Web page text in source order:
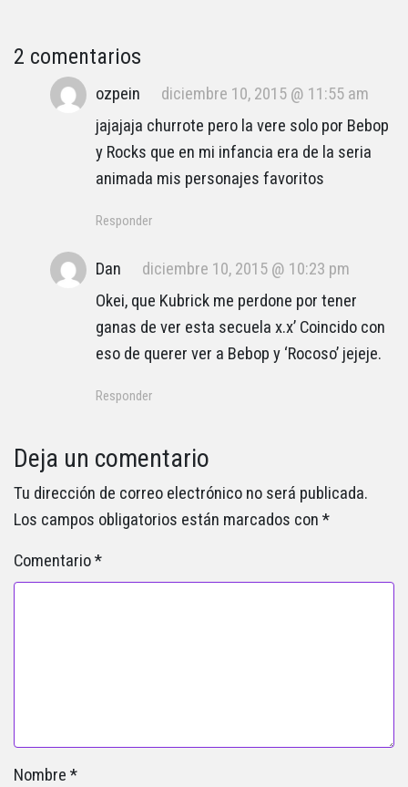
2 comentarios
ozpein
diciembre 10, 2015 @ 11:55 am
jajajaja churrote pero la vere solo por Bebop
y Rocks que en mi infancia era de la seria
animada mis personajes favoritos
Responder
Dan
diciembre 10, 2015 @ 10:23 pm
Okei, que Kubrick me perdone por tener
ganas de ver esta secuela x.x’ Coincido con
eso de querer ver a Bebop y ‘Rocoso’ jejeje.
Responder
Deja un comentario
Tu dirección de correo electrónico no será publicada.
Los campos obligatorios están marcados con *
Comentario*
Nombre *